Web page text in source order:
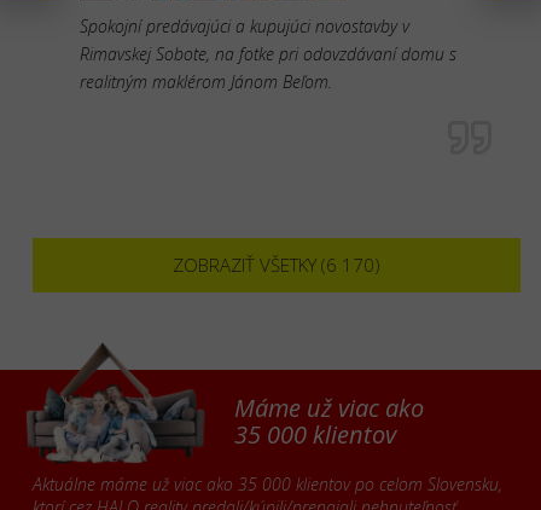
Spokojní predávajúci a kupujúci novostavby v
Rimavskej Sobote, na fotke pri odovzdávaní domu s
realitným maklérom Jánom Beľom.
ZOBRAZIŤ VŠETKY (6 170)
Máme už viac ako
35 000 klientov
Aktuálne máme už viac ako 35 000 klientov po celom Slovensku,